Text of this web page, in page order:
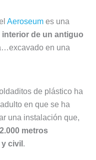
Aeroseumes una
de un antiguo
en una
de plástico ha
en que se ha
una instalación que,
metros
civil .